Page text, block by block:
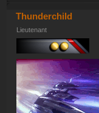
Thunderchild
Lieutenant